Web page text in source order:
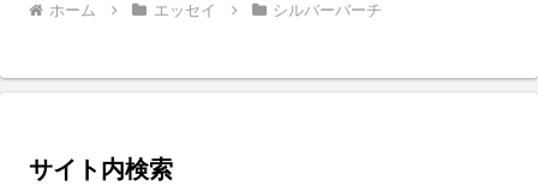
ホーム エッセイ シルバーバーチ
サイト内検索